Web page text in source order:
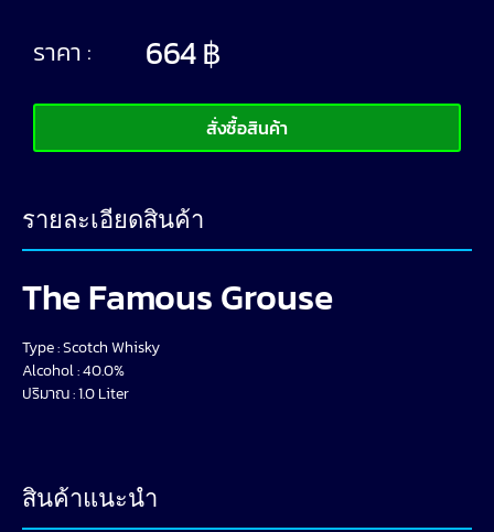
ราคา : 664฿
สั่งซื้อสินค้า
รายละเอียดสินค้า
The Famous Grouse
Type : Scotch Whisky
Alcohol : 40.0%
ปริมาณ : 1.0 Liter
สินค้าแนะนำ